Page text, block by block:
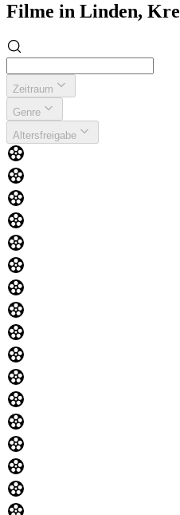
Filme in Linden,
Zeitraum
Genre
Altersfreigabe